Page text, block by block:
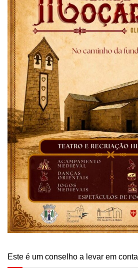
Este é um conselho a levar em conta